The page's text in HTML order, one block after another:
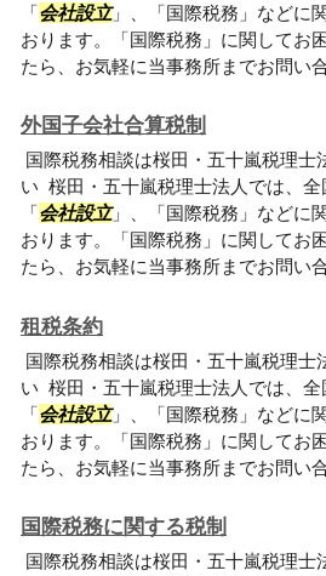
「会社設立」、「国際税務」などに
おります。「国際税務」に関してお
たら、お気軽に当事務所までお問い
外国子会社合算税制
国際税務相談は桜田・五十嵐税理士
い 桜田・五十嵐税理士法人では、全
「会社設立」、「国際税務」などに
おります。「国際税務」に関してお
たら、お気軽に当事務所までお問い
租税条約
国際税務相談は桜田・五十嵐税理士
い 桜田・五十嵐税理士法人では、全
「会社設立」、「国際税務」などに
おります。「国際税務」に関してお
たら、お気軽に当事務所までお問い
国際税務に関する税制
国際税務相談は桜田・五十嵐税理士